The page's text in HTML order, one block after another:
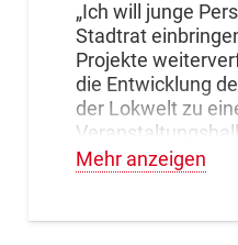
„Ich will junge
Stadtrat
Projekte
die Entwicklung
der Lokwelt zu
Mehr anzeigen